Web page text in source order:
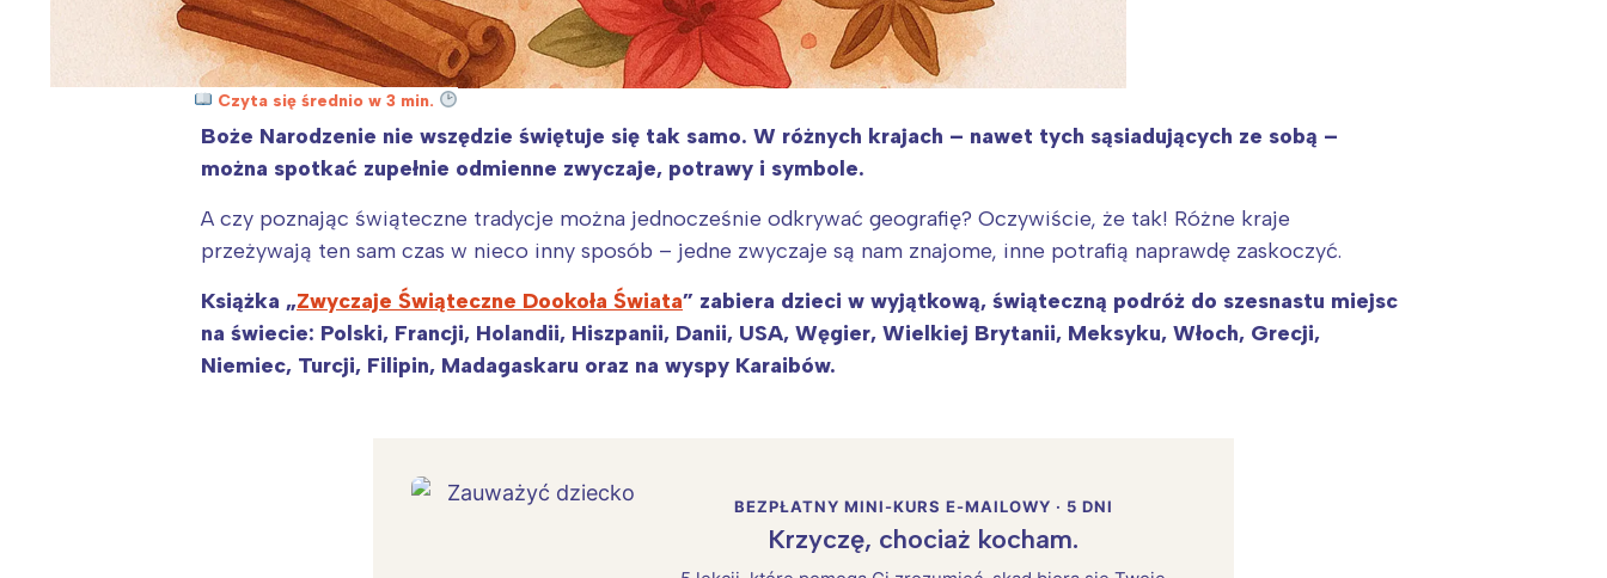
Czyta się średnio w 3 min.
Boże Narodzenie nie wszędzie świętuje się tak samo. W różnych krajach – nawet tych sąsiadujących ze sobą –
można spotkać zupełnie odmienne zwyczaje, potrawy i symbole.
A czy poznając świąteczne tradycje można jednocześnie odkrywać geografię? Oczywiście, że tak! Różne kraje
przeżywają ten sam czas w nieco inny sposób – jedne zwyczaje są nam znajome, inne potrafią naprawdę zaskoczyć.
Książka „Zwyczaje Świąteczne Dookoła Świata” zabiera dzieci w wyjątkową, świąteczną podróż do szesnastu miejsc
na świecie: Polski, Francji, Holandii, Hiszpanii, Danii, USA, Węgier, Wielkiej Brytanii, Meksyku, Włoch, Grecji,
Niemiec, Turcji, Filipin, Madagaskaru oraz na wyspy Karaibów.
BEZPŁATNY MINI-KURS E-MAILOWY · 5 DNI
Krzyczę, chociaż kocham.